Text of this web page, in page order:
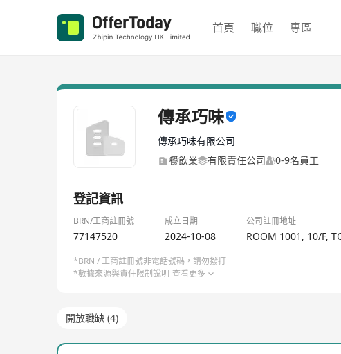
首頁 職位 專區
傳承巧味
傳承巧味有限公司
餐飲業
有限責任公司 0-9名員工
登記資訊
BRN/工商註冊號 成立日期 公司註冊地址
77147520 2024-10-08 ROOM 1001, 10/F,
*BRN / 工商註冊號非電話號碼，請勿撥打
*數據來源與責任限制說明 查看更多
開放職缺 (4)